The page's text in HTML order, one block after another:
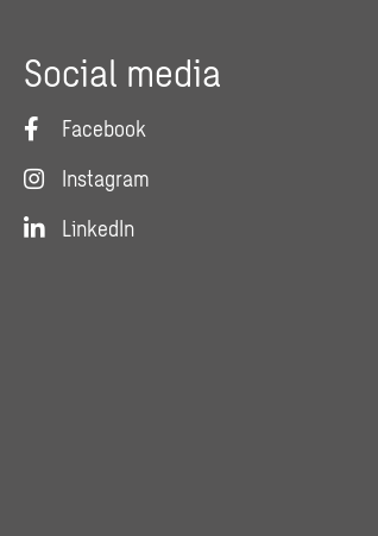
Social media
Facebook
Instagram
LinkedIn